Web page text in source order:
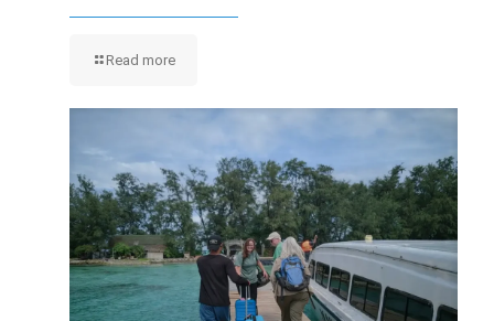
Read more